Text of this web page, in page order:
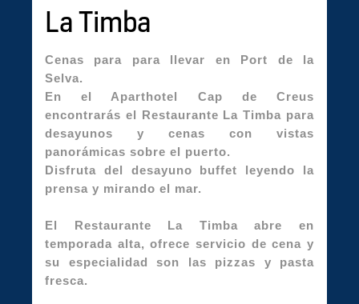
La Timba
Cenas para para llevar en Port de la
Selva.
En el Aparthotel Cap de Creus
encontrarás el Restaurante La Timba para
desayunos y cenas con vistas
panorámicas sobre el puerto.
Disfruta del desayuno buffet leyendo la
prensa y mirando el mar.
El Restaurante La Timba abre en
temporada alta, ofrece servicio de cena y
su especialidad son las pizzas y pasta
fresca.